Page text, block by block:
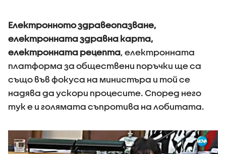
Електронното здравеопазване,
електронната здравна карта,
електронната рецепта, електронната
платформа за обществени поръчки ще са
също във фокуса на министъра и той се
надява да ускори процесите. Според него
тук е и голямата съпротива на лобитата.